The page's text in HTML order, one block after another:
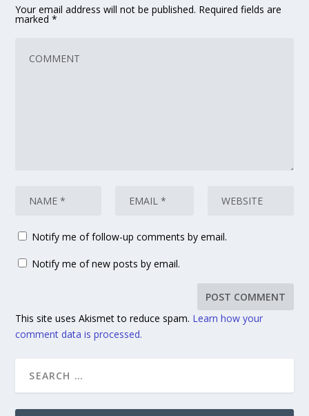
Your email address will not be published. Required fields are
marked*
Notify me of follow-up comments by email.
Notify me of new posts by email.
This site uses Akismet to reduce spam. Learn how your
comment data is processed.